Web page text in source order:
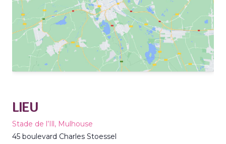
LIEU
Stade de l’Ill, Mulhouse
45 boulevard Charles Stoessel